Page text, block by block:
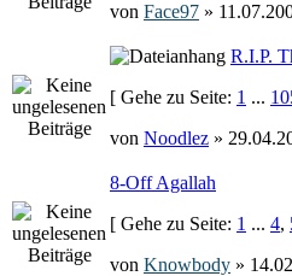
von Face97 »
R.I.P.
[ Gehe zu Seite: 1 ...
von Noodlez »
8-Off Agallah
[ Gehe zu Seite: 1 ... 4,
von Knowbody »